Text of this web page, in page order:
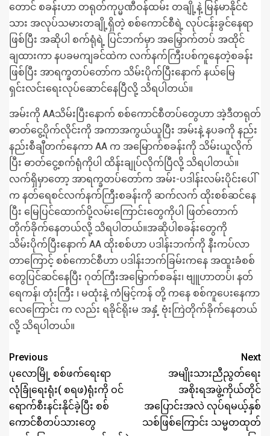
တောင် စခန်းဟာ တရုတ်ကုပ္မဏီဝန်ထမ်း တချို့နဲ့ မြန်မာနိုင်ငံ
သား အလုပ်သမားတချို့ရှိတဲ့ စစ်ကောင်စီရဲ့ လုပ်ငန်းခွင်နေရာ
ဖြစ်ပြီး အဆိုပါ စက်ရုံရဲ့ ပြင်ဘက်မှာ အမြှောက်တပ် အထိုင်
ချထားကာ နပခမကျခင်ထဲက လက်နက်ကြီးပစ်ကူနေတဲ့စခန်း
ဖြစ်ပြီး အာရက္ခတပ်တော်က သိမ်းပိုက်ပြီးနောက် နယ်မြေ
ရှင်းလင်းရေးလုပ်ဆောင်နေပြီလို့ သိရပါတယ်။
အမ်းကို AAသိမ်းပြီးနောက် စစ်ကောင်စီတပ်တွေဟာ အဲ့ဒီတရုတ်
ဓာတ်ငွေ့ပိုက်လိုင်းကို အကာအကွယ်ယူပြီး အမ်းနဲ့ နပခကို နည်း
နည်းစီချီတက်နေကာ AA က အမြောက်စခန်းကို သိမ်းယူလိုက်
ပြီး ဓာတ်ငွေ့စက်ရုံကိုပါ ထိန်းချုပ်လိုက်ပြီလို့ သိရပါတယ်။
လက်ရှိမှာတော့ အာရက္ခတပ်တော်က အမ်း-ပဒါန်းလမ်းပိုင်းပေါ်
က နတ်ရေစင်လက်နက်ကြီးစခန်းကို ဆက်လက် ထိုးစစ်ဆင်နေ
ပြီး မြေပြင်ထောက်ပို့လမ်းကြောင်းတွေကိုပါ ဖြတ်တောက်
တိုက်ခိုက်နေတယ်လို့ သိရပါတယ်။အဆိုပါစခန်းတွေကို
သိမ်းပိုက်ပြီးနောက် AA ထိုးစစ်ဟာ ပဒါန်းဘက်ကို နီးကပ်လာ
တာကြောင့် စစ်ကောင်စီဟာ ပဒါန်းဘက်ခြမ်းကနေ အထူးခံစစ်
တွေပြင်ဆင်နေပြီး ဂုတ်ကြီးအမြှောက်စခန်း၊ ဗျူဟာတပ်၊ နတ်
ရေကန်၊ တုံးကြီး ၊ မထုံးနဲ့ ကံမြင့်ကန် တို့ ကနေ စစ်ကူပေးနေကာ
လေကြောင်း က လည်း ရခိုင်ရိုးမ အနှံ့ ဗုံးကြဲတိုက်ခိုက်နေတယ်
လို့ သိရပါတယ်။
Previous
ပုလောမြို့ စစ်ဖက်ရေးရာ
လုံခြုံရေးရုံး( စရဖ)ရုံးကို ဝင်
ရောက်စီးနင်းနိုင်ခဲ့ပြီး စစ်
ကောင်စီတပ်သားတွေ
Next
အမျိုးသားညီညွတ်ရေး
အစိုးရအဖွဲ့ကိုယ်တိုင်
အပြောင်းအလဲ လုပ်ရမယ့်နှစ်
သစ်ဖြစ်ကြောင်း သမ္မတထုတ်